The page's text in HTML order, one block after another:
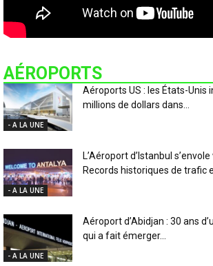
AÉROPORTS
- A LA UNE
Aéroports US : les États-Unis
millions de dollars dans...
- A LA UNE
L’Aéroport d’Istanbul
Records historiques de trafic
- A LA UNE
Aéroport d’Abidjan : 30 ans
qui a fait émerger...